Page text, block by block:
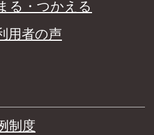
る・つかえる
用者の声
制度